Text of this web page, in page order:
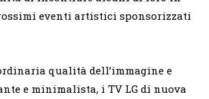
eventi artistici sponsorizzati
qualità dell’immagine e
e minimalista, i TV LG di nuova